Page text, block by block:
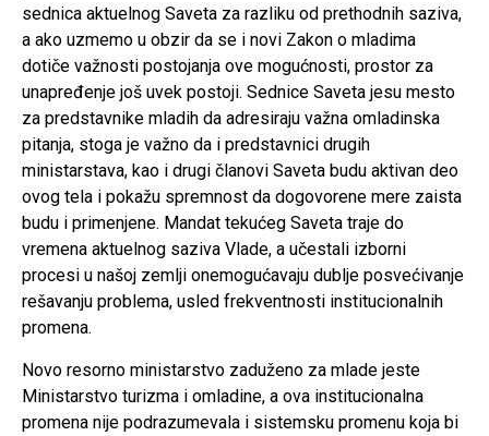
sednica aktuelnog Saveta za razliku od prethodnih saziva,
a ako uzmemo u obzir da se i novi Zakon o mladima
dotiče važnosti postojanja ove mogućnosti, prostor za
unapređenje još uvek postoji. Sednice Saveta jesu mesto
za predstavnike mladih da adresiraju važna omladinska
pitanja, stoga je važno da i predstavnici drugih
ministarstava, kao i drugi članovi Saveta budu aktivan deo
ovog tela i pokažu spremnost da dogovorene mere zaista
budu i primenjene. Mandat tekućeg Saveta traje do
vremena aktuelnog saziva Vlade, a učestali izborni
procesi u našoj zemlji onemogućavaju dublje posvećivanje
rešavanju problema, usled frekventnosti institucionalnih
promena.
Novo resorno ministarstvo zaduženo za mlade jeste
Ministarstvo turizma i omladine, a ova institucionalna
promena nije podrazumevala i sistemsku promenu koja bi